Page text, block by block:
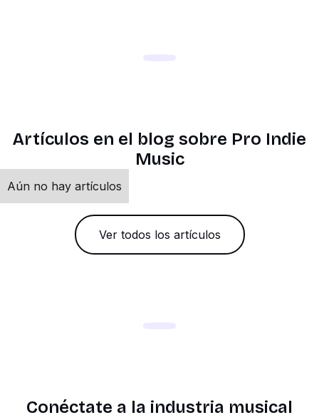
Artículos en el blog sobre Pro Indie
Music
Aún no hay artículos
Ver todos los artículos
Conéctate a la industria musical